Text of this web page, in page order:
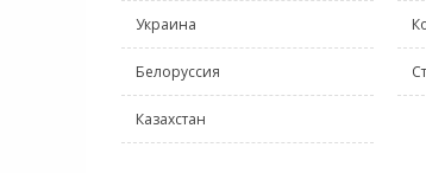
Украина
Белоруссия
Казахстан